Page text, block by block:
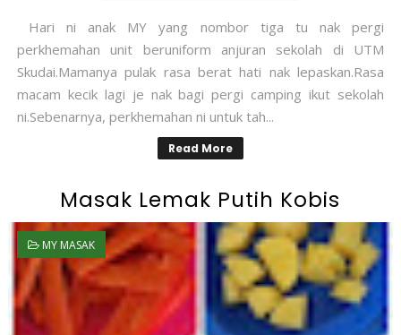
Hari ni anak MY yang nombor tiga tu nak pergi
perkhemahan unit beruniform anjuran sekolah di UTM
Skudai.Mamanya pulak rasa berat hati nak lepaskan.Rasa
macam kecik lagi je nak bagi pergi camping ikut sekolah
ni.Sebenarnya, perkhemahan ni untuk tah...
Read More
Masak Lemak Putih Kobis
MY MASAK